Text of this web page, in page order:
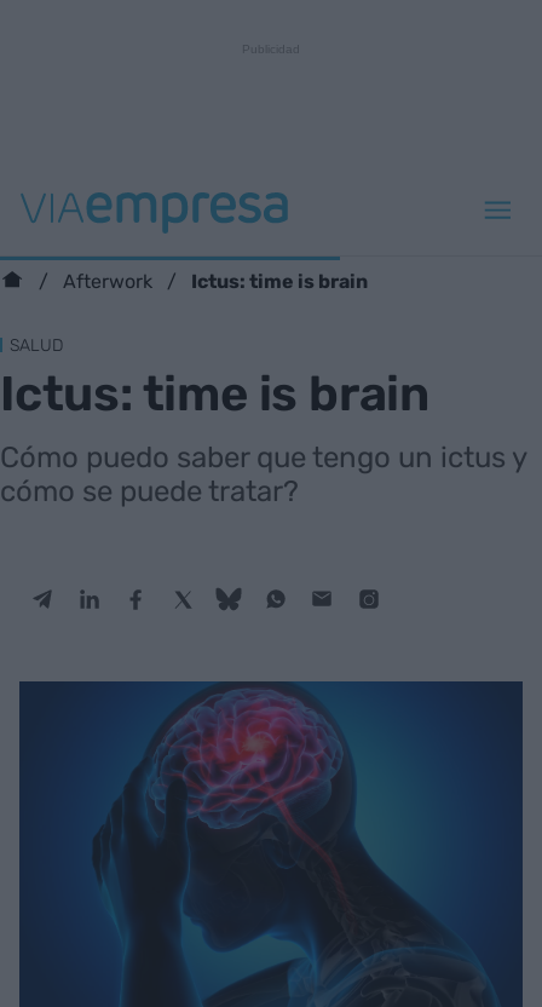
Afterwork Ictus: time is brain
SALUD
Ictus: time is brain
Cómo puedo saber que tengo un ictus y
cómo se puede tratar?